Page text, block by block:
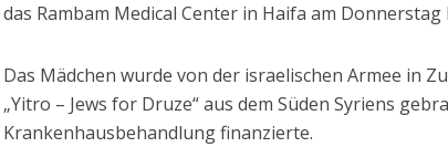
das Rambam Medical Center in Haifa am
Das Mädchen wurde von der israelischen Armee in
„Yitro – Jews for Druze“ aus dem Süden Syriens
Krankenhausbehandlung finanzierte.